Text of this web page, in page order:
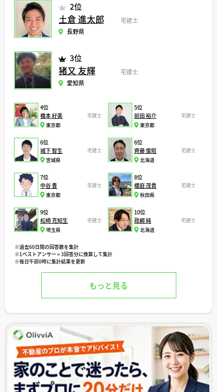
2位
土倉 進太郎
宅建士
長野県
3位
猪又 友輝
宅建士
愛知県
4位
橋本 好美
宅建士
東京都
5位
前田 裕介
宅建士
東京都
6位
城下 智生
宅建士
宮城県
6位
齊藤 俊昭
宅建士
北海道
7位
中谷 豊
宅建士
東京都
8位
櫻庭 茂貴
宅建士
秋田県
9位
松崎 充知生
宅建士
埼玉県
10位
政綱 純
宅建士
北海道
※過去60日間の回答数を集計
※1ベストアンサー = 3回答分に換算して集計
※毎日午前0時に集計結果を更新
もっと見る